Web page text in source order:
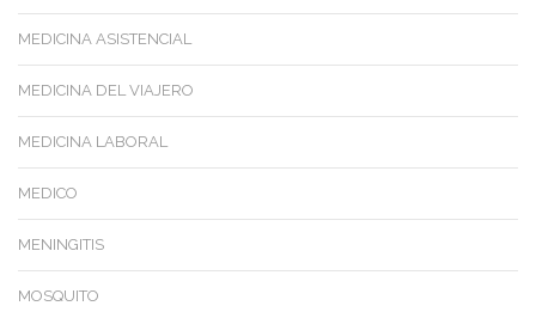
MEDICINA ASISTENCIAL
MEDICINA DEL VIAJERO
MEDICINA LABORAL
MEDICO
MENINGITIS
MOSQUITO